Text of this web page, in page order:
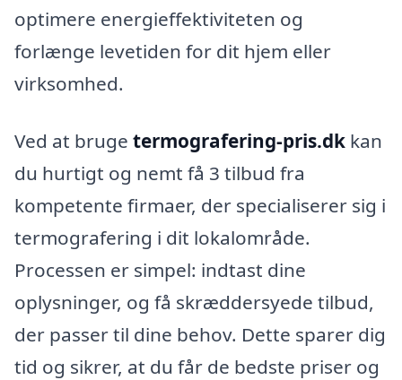
optimere energieffektiviteten og
forlænge levetiden for dit hjem eller
virksomhed.
Ved at bruge termografering-pris.dk kan
du hurtigt og nemt få 3 tilbud fra
kompetente firmaer, der specialiserer sig i
termografering i dit lokalområde.
Processen er simpel: indtast dine
oplysninger, og få skræddersyede tilbud,
der passer til dine behov. Dette sparer dig
tid og sikrer, at du får de bedste priser og